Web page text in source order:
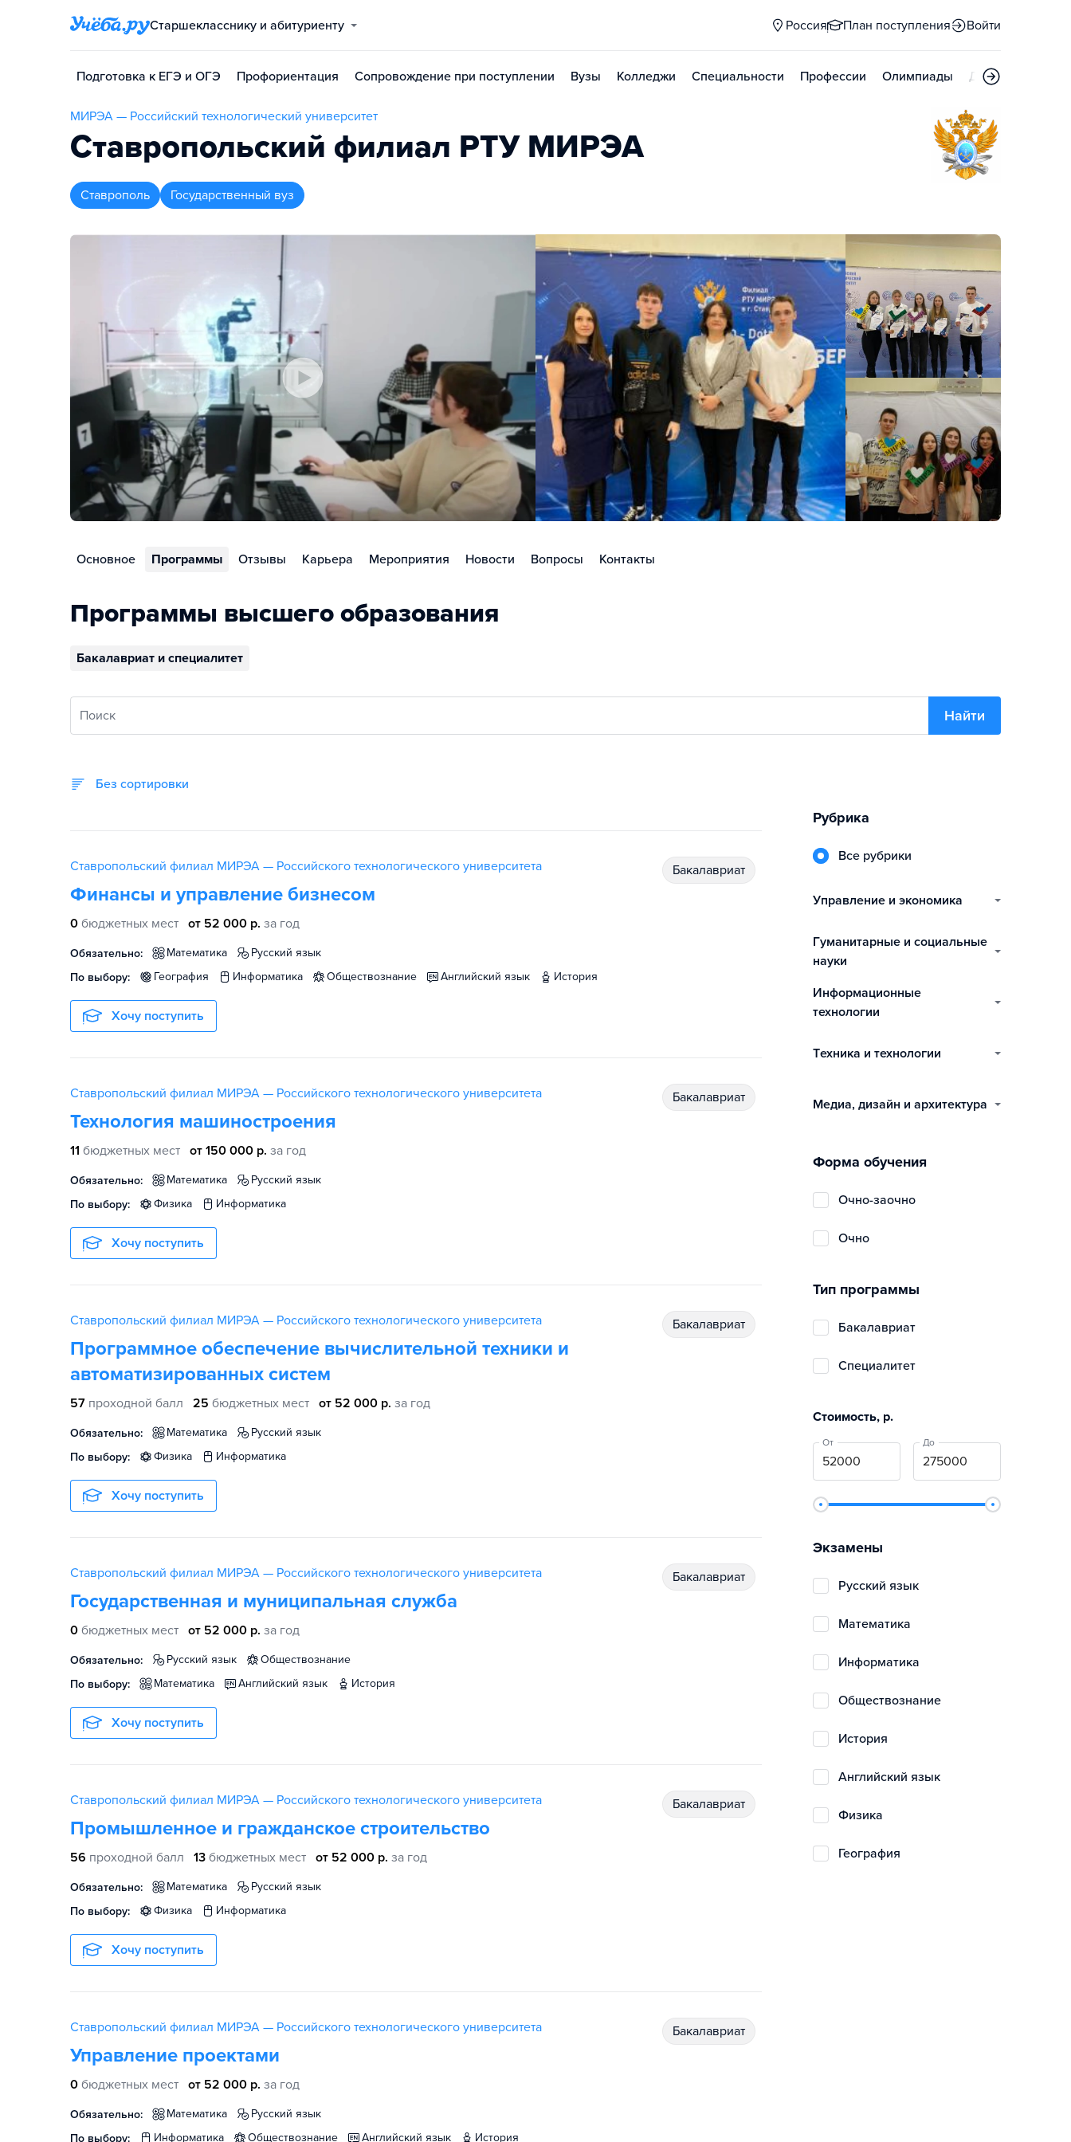
Старшекласснику и абитуриенту Россия План поступления Войти
Подготовка к ЕГЭ и ОГЭ Профориентация Сопровождение при поступлении Вузы Колледжи Специальности Профессии Олимпиады Дни открытых
МИРЭА — Российский технологический университет
Ставропольский филиал РТУ МИРЭА
Ставрополь Государственный вуз
Основное Программы Отзывы Карьера Мероприятия Новости Вопросы Контакты
Программы высшего образования
Бакалавриат и специалитет
Поиск Найти
Без сортировки
Ставропольский филиал МИРЭА — Российского технологического университета
Финансы и управление бизнесом
0 бюджетных мест от 52 000 р. за год
Обязательно: математика
русский язык
По выбору:
география информатика обществознание английский язык история
Хочу поступить
бакалавриат
Ставропольский филиал МИРЭА — Российского технологического университета
Технология машиностроения
11 бюджетных мест от 150 000 р. за год
Обязательно: математика
русский язык
По выбору:
физика информатика
Хочу поступить
бакалавриат
Ставропольский филиал МИРЭА — Российского технологического университета
Программное обеспечение вычислительной техники и
автоматизированных систем
57 проходной балл 25 бюджетных мест от 52 000 р. за год
Обязательно: математика
русский язык
По выбору:
физика информатика
Хочу поступить
бакалавриат
Ставропольский филиал МИРЭА — Российского технологического университета
Государственная и муниципальная служба
0 бюджетных мест от 52 000 р. за год
Обязательно: русский язык
обществознание
По выбору:
математика английский язык история
Хочу поступить
бакалавриат
Ставропольский филиал МИРЭА — Российского технологического университета
Промышленное и гражданское строительство
56 проходной балл 13 бюджетных мест от 52 000 р. за год
Обязательно: математика
русский язык
По выбору:
физика информатика
Хочу поступить
бакалавриат
Ставропольский филиал МИРЭА — Российского технологического университета
Управление проектами
0 бюджетных мест от 52 000 р. за год
Обязательно: математика
русский язык
По выбору:
информатика обществознание английский язык история
бакалавриат
Рубрика
Все рубрики
управление и экономика
гуманитарные и социальные
науки
информационные
технологии
техника и технологии
медиа, дизайн и архитектура
Форма обучения
очно-заочно
очно
Тип программы
бакалавриат
специалитет
Стоимость, р.
От До
Экзамены
русский язык
математика
информатика
обществознание
история
английский язык
физика
география